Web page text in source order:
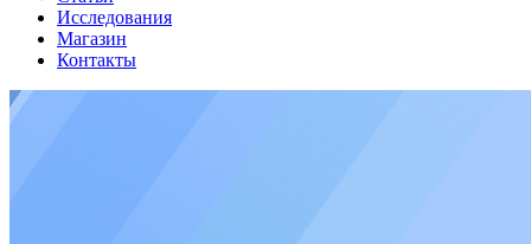
Исследования
Магазин
Контакты